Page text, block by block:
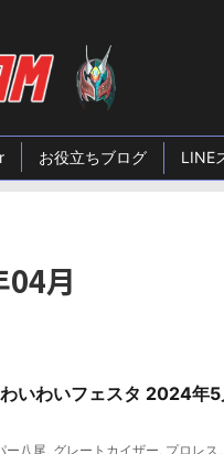
お役立ちブログ LINE
月
いわいフェスタ 2024年5
ー八尾, グレートカイザー, プロレス,